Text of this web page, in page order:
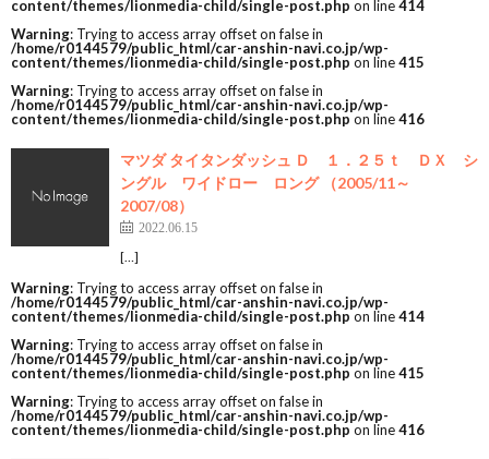
content/themes/lionmedia-child/single-post.php on line414
Warning: Trying to access array offset on false in
/home/r0144579/public_html/car-anshin-navi.co.jp/wp-
content/themes/lionmedia-child/single-post.php on line415
Warning: Trying to access array offset on false in
/home/r0144579/public_html/car-anshin-navi.co.jp/wp-
content/themes/lionmedia-child/single-post.php on line416
マツダ タイタンダッシュ Ｄ １．２５ｔ ＤＸ シ
ングル ワイドロー ロング （2005/11～
2007/08）
2022.06.15
[…]
Warning: Trying to access array offset on false in
/home/r0144579/public_html/car-anshin-navi.co.jp/wp-
content/themes/lionmedia-child/single-post.php on line414
Warning: Trying to access array offset on false in
/home/r0144579/public_html/car-anshin-navi.co.jp/wp-
content/themes/lionmedia-child/single-post.php on line415
Warning: Trying to access array offset on false in
/home/r0144579/public_html/car-anshin-navi.co.jp/wp-
content/themes/lionmedia-child/single-post.php on line416